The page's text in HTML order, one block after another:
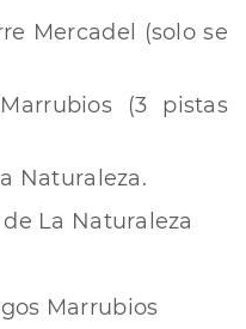
Mercadel (solo se
(3 pistas
Naturaleza.
La Naturaleza
Marrubios